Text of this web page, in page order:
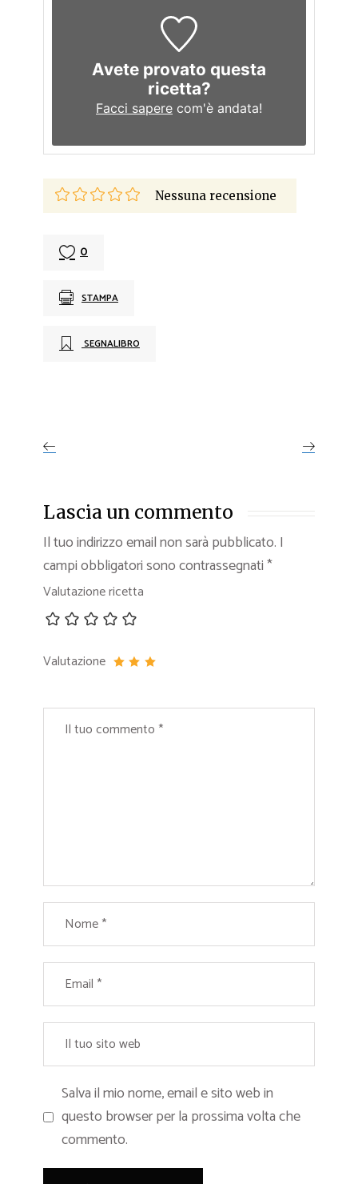
Avete provato questa
ricetta?
Facci sapere com'è andata!
Nessuna recensione
0
STAMPA
SEGNALIBRO
Lascia un commento
Il tuo indirizzo email non sarà pubblicato. I
campi obbligatori sono contrassegnati*
Valutazione ricetta
Valutazione
Salva il mio nome, email e sito web in
questo browser per la prossima volta che
commento.